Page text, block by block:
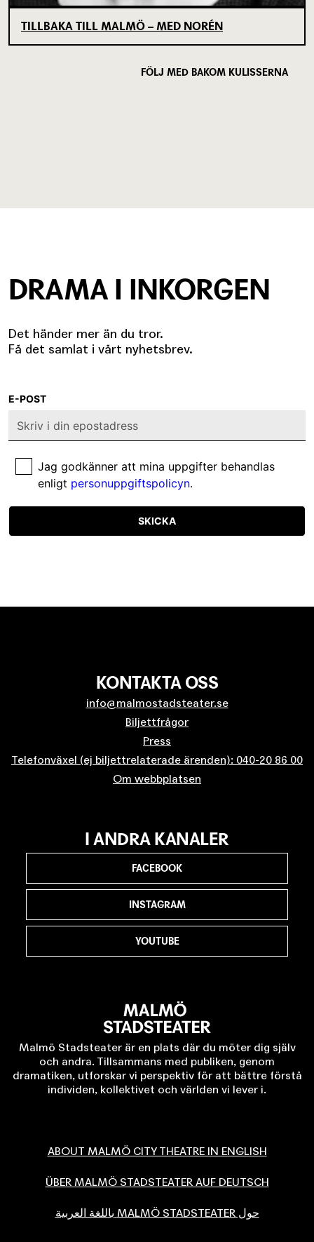
TILLBAKA TILL MALMÖ – MED NORÉN
FÖLJ MED BAKOM KULISSERNA
DRAMA I INKORGEN
Det händer mer än du tror.
Få det samlat i vårt nyhetsbrev.
E-POST
Jag godkänner att mina uppgifter behandlas
enligt personuppgiftspolicyn.
SKICKA
KONTAKTA OSS
info@malmostadsteater.se
Biljettfrågor
Press
Telefonväxel (ej biljettrelaterade ärenden): 040-20 86 00
Om webbplatsen
Malmö Stadsteater är en plats där du möter dig själv
och andra. Tillsammans med publiken, genom
dramatiken, utforskar vi perspektiv för att bättre förstå
individen, kollektivet och världen vi lever i.
ABOUT MALMÖ CITY THEATRE IN ENGLISH
ÜBER MALMÖ STADSTEATER AUF DEUTSCH
حول MALMÖ STADSTEATER باللغة العربية
I ANDRA KANALER
FACEBOOK
INSTAGRAM
YOUTUBE